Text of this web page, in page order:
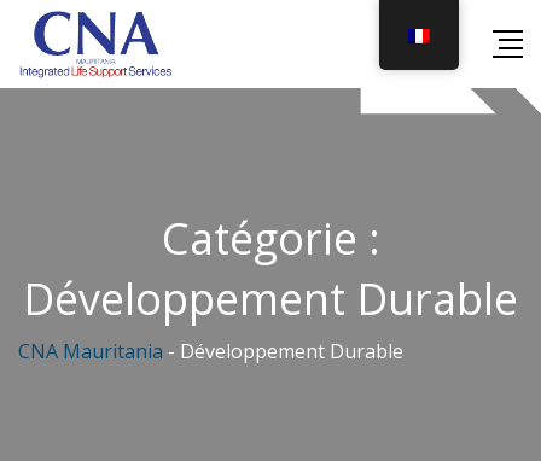
content
Catégorie :
Développement Durable
CNA Mauritania - Développement Durable